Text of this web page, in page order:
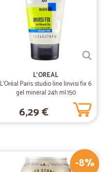
23/08/2020
30/01/2019
L'OREAL
L'Oréal Paris studio line Iinvisi fix 6
gel mineral 24h ml.150
6,29 €
-8%